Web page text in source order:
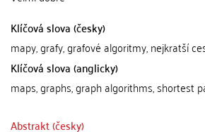
Klíčová slova (česky)
mapy, grafy, grafové algoritmy, nejkratší
Klíčová slova (anglicky)
maps, graphs, graph algorithms, shortest
Abstrakt (česky)